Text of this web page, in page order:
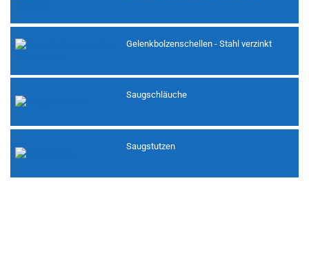
Gelenkbolzenschellen - Stahl verzinkt
Saugschläuche
Saugstutzen